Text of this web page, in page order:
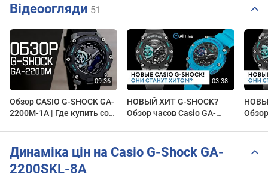
Відеоогляди 51
Обзор CASIO G-SHOCK GA-
2200M-1A | Где купить со
НОВЫЙ ХИТ G-SHOCK?
Обзор часов Casio GA-
AllTime
Динаміка цін на Casio G-Shock GA-
2200SKL-8A